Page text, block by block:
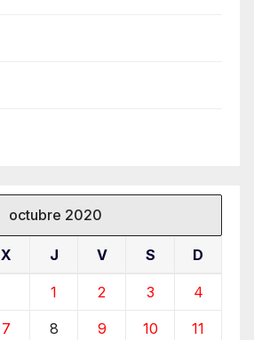
octubre 2020
X J V S D
1 2 3 4
7 8 9 10 11